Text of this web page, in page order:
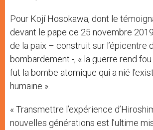
Pour Kojí Hosokawa, dont le
devant le pape ce 25 novembre
de la paix – construit sur l’épicentre
bombardement -, « la guerre rend
fut la bombe atomique qui a nié
humaine ».
« Transmettre l’expérience
nouvelles générations est l’ultime